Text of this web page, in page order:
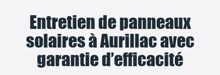
Entretien de panneaux
solaires à Aurillac avec
garantie d’efficacité